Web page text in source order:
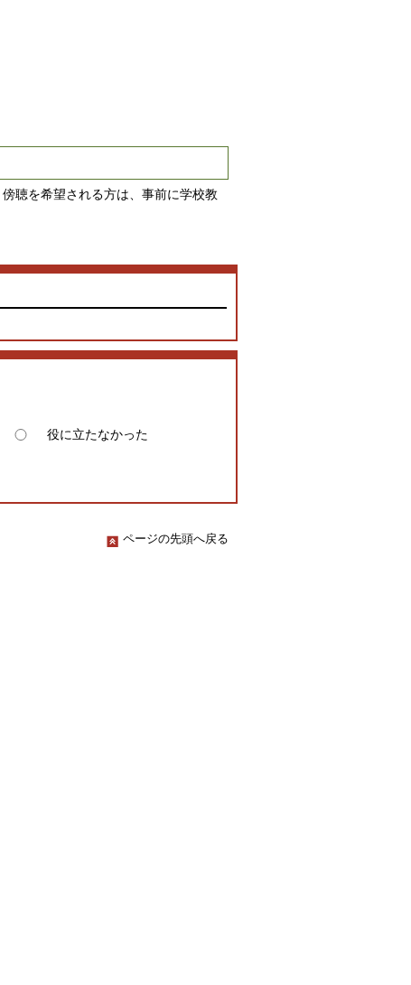
聴を希望される方は、事前に学校教
役に立たなかった
ページの先頭へ戻る